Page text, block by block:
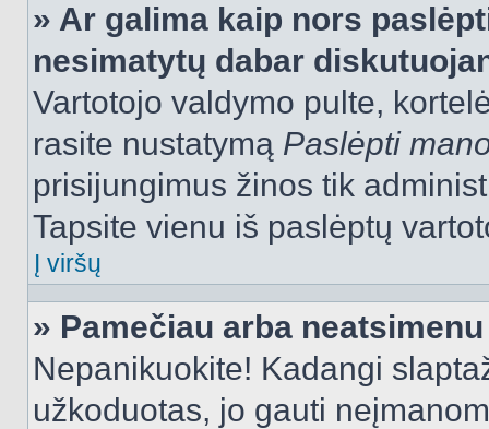
» Ar galima kaip nors
nesimatytų dabar
Vartotojo valdymo pulte,
rasite nustatymą Paslėpti
prisijungimus žinos tik
Tapsite vienu iš paslėptų
Į viršų
» Pamečiau arba
Nepanikuokite! Kadangi
užkoduotas, jo gauti